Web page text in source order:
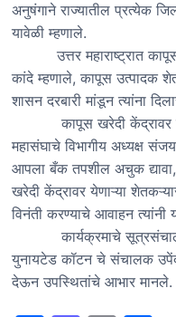
अनुषंगाने राज्यातील प्रत्येक
यावेळी म्हणाले.
उत्तर महाराष्ट्रात कापूस
कांदे म्हणाले, कापूस उत्पादक
शासन दरबारी मांडून त्यांना
कापूस खरेदी केंद्रावर
महासंघाचे विभागीय अध्यक्ष
आपला बँक तपशील अचुक
खरेदी केंद्रावर येणाऱ्या
विनंती करण्याचे आवाहन
कार्यक्रमाचे सूत्रसंचालन
युनायटेड कॉटन चे संचालक
देऊन उपस्थितांचे आभार मानले.